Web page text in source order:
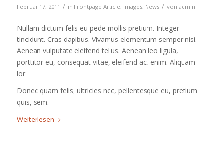
Februar 17, 2011 / in Frontpage Article, Images, News / von admin
Nullam dictum felis eu pede mollis pretium. Integer
tincidunt. Cras dapibus. Vivamus elementum semper nisi.
Aenean vulputate eleifend tellus. Aenean leo ligula,
porttitor eu, consequat vitae, eleifend ac, enim. Aliquam
lor
Donec quam felis, ultricies nec, pellentesque eu, pretium
quis, sem.
Weiterlesen